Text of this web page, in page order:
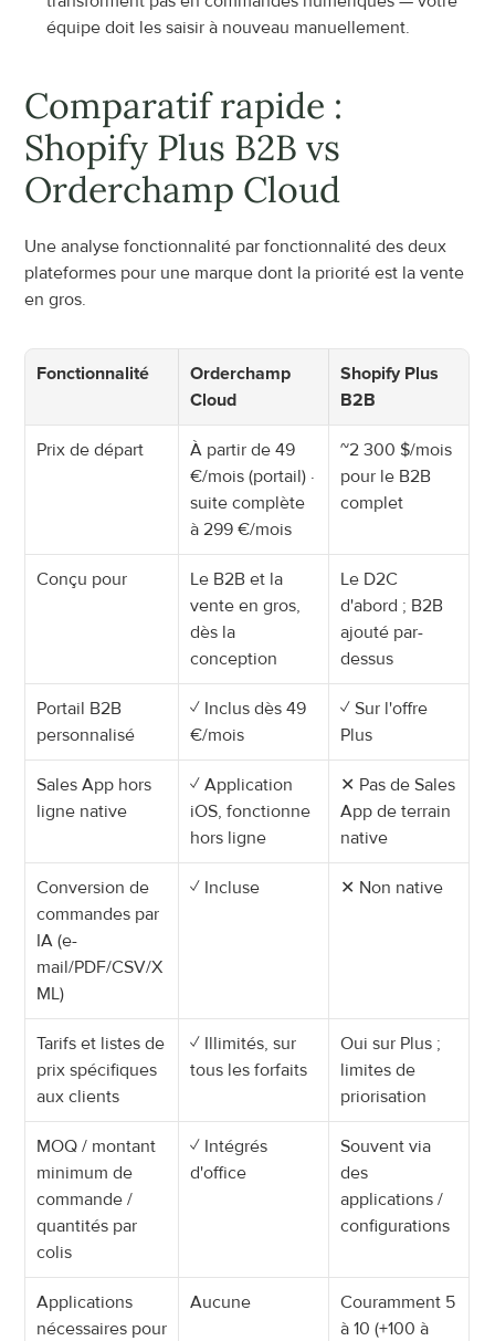
équipe doit les saisir à nouveau manuellement.
Comparatif rapide :
Shopify Plus B2B vs
Orderchamp Cloud
Une analyse fonctionnalité par fonctionnalité des deux
plateformes pour une marque dont la priorité est la vente
en gros.
Fonctionnalité
Orderchamp
Cloud
Shopify Plus
B2B
Prix de départ
À partir de 49
€/mois (portail) ·
suite complète
à 299 €/mois
~2 300 $/mois
pour le B2B
complet
Conçu pour
Le B2B et la
vente en gros,
dès la
conception
Le D2C
d'abord ; B2B
ajouté par-
dessus
Portail B2B
personnalisé
✓ Inclus dès 49
€/mois
✓ Sur l'offre
Plus
Sales App hors
ligne native
✓ Application
iOS, fonctionne
hors ligne
✕ Pas de Sales
App de terrain
native
Conversion de
commandes par
IA (e-
mail/PDF/CSV/X
ML)
✓ Incluse ✕ Non native
Tarifs et listes de
prix spécifiques
aux clients
✓ Illimités, sur
tous les forfaits
Oui sur Plus ;
limites de
priorisation
MOQ / montant
minimum de
commande /
quantités par
colis
✓ Intégrés
d'office
Souvent via
des
applications /
configurations
Applications
nécessaires pour
Aucune
Couramment 5
à 10 (+100 à